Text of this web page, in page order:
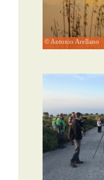
© Antonio Arellano